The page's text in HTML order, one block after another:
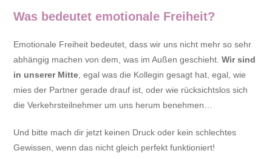
Was bedeutet emotionale Freiheit?
Emotionale Freiheit bedeutet, dass wir uns nicht mehr so sehr
abhängig machen von dem, was im Außen geschieht.Wir sind
in unserer Mitte , egal was die Kollegin gesagt hat, egal, wie
mies der Partner gerade drauf ist, oder wie rücksichtslos sich
die Verkehrsteilnehmer um uns herum benehmen…
Und bitte mach dir jetzt keinen Druck oder kein schlechtes
Gewissen, wenn das nicht gleich perfekt funktioniert!